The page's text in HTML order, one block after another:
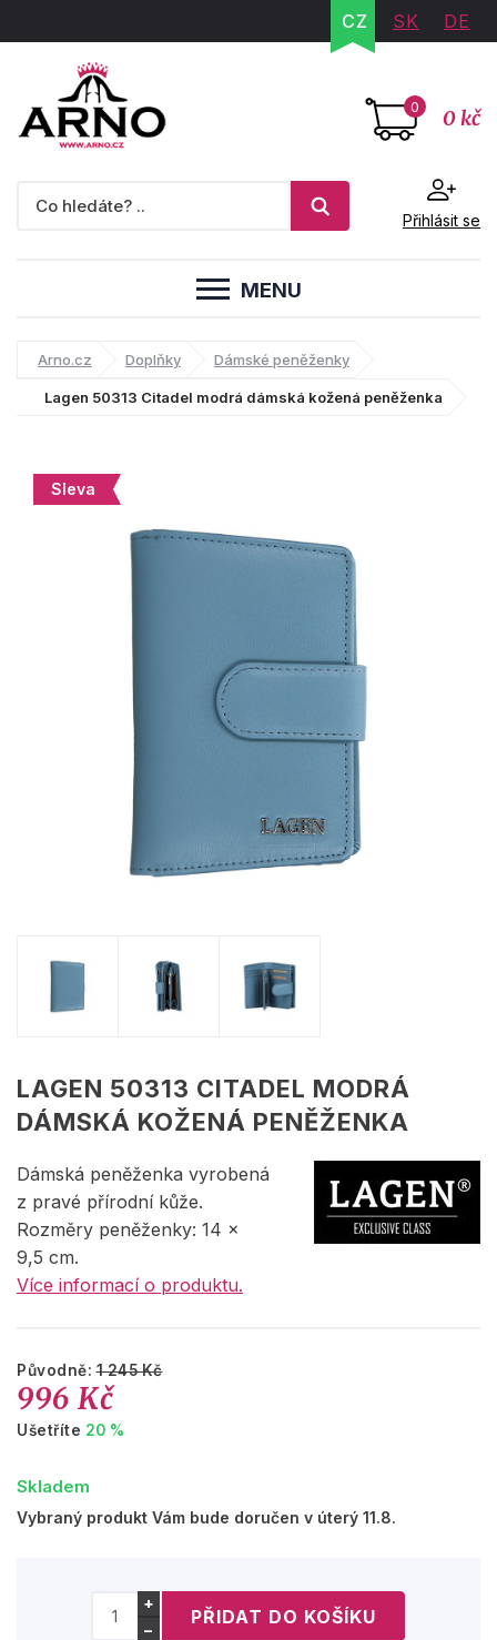
CZ SK DE
0 0 kč
Přihlásit se
MENU
Arno.cz Doplňky Dámské peněženky
Lagen 50313 Citadel modrá dámská kožená peněženka
Sleva
LAGEN 50313 CITADEL MODRÁ
DÁMSKÁ KOŽENÁ PENĚŽENKA
Dámská peněženka vyrobená
z pravé přírodní kůže.
Rozměry peněženky: 14 x
9,5 cm.
Více informací o produktu.
Původně:1 245 Kč
996 Kč
Ušetříte 20 %
Skladem
Vybraný produkt Vám bude doručen v úterý 11.8.
+
−